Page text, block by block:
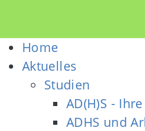
Home
Aktuelles
Studien
AD(H)S -
ADHS und